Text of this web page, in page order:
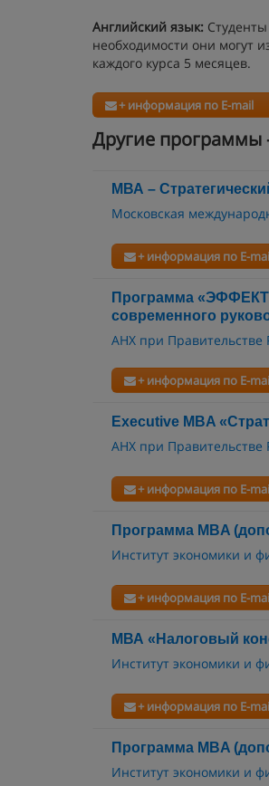
Английский язык:
необходимости они могут
каждого курса 5 месяцев.
+ информация по E-mail
Другие программы
МВА –
Московская
+ информация по E-
Программа
современного
АНХ при
+ информация по E-
Executive MBA
АНХ при Правительстве
+ информация по E-
Программа MBA
Институт экономики и
+ информация по E-
МВА «Налоговый
Институт экономики и
+ информация по E-
Программа MBA
Институт экономики и